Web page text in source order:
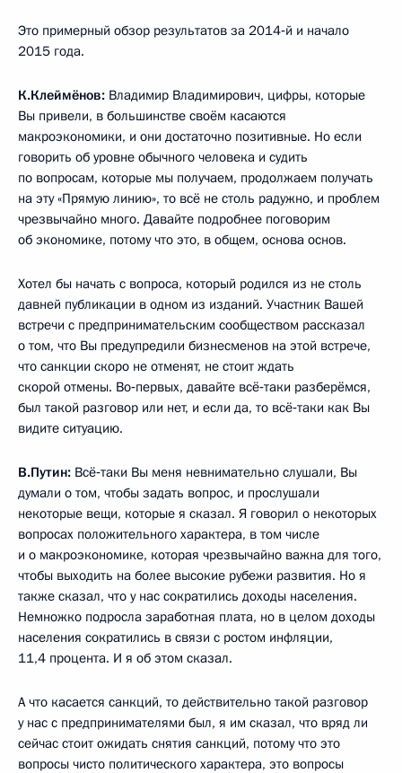
Это примерный обзор результатов за 2014‑й и начало
2015 года.
К.Клеймёнов: Владимир Владимирович, цифры, которые
Вы привели, в большинстве своём касаются
макроэкономики, и они достаточно позитивные. Но если
говорить об уровне обычного человека и судить
по вопросам, которые мы получаем, продолжаем получать
на эту «Прямую линию», то всё не столь радужно, и проблем
чрезвычайно много. Давайте подробнее поговорим
об экономике, потому что это, в общем, основа основ.
Хотел бы начать с вопроса, который родился из не столь
давней публикации в одном из изданий. Участник Вашей
встречи с предпринимательским сообществом рассказал
о том, что Вы предупредили бизнесменов на этой встрече,
что санкции скоро не отменят, не стоит ждать
скорой отмены. Во‑первых, давайте всё‑таки разберёмся,
был такой разговор или нет, и если да, то всё‑таки как Вы
видите ситуацию.
В.Путин: Всё‑таки Вы меня невнимательно слушали, Вы
думали о том, чтобы задать вопрос, и прослушали
некоторые вещи, которые я сказал. Я говорил о некоторых
вопросах положительного характера, в том числе
и о макроэкономике, которая чрезвычайно важна для того,
чтобы выходить на более высокие рубежи развития. Но я
также сказал, что у нас сократились доходы населения.
Немножко подросла заработная плата, но в целом доходы
населения сократились в связи с ростом инфляции,
11,4 процента. И я об этом сказал.
А что касается санкций, то действительно такой разговор
у нас с предпринимателями был, я им сказал, что вряд ли
сейчас стоит ожидать снятия санкций, потому что это
вопросы чисто политического характера, это вопросы